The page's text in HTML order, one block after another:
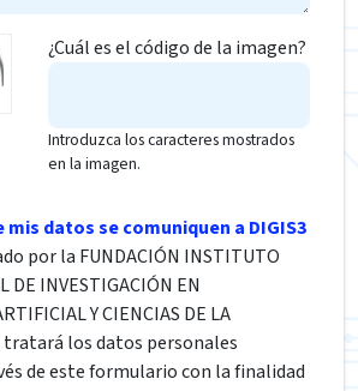
¿Cuál es el código de la imagen?
Introduzca los caracteres mostrados
en la imagen.
mis datos se comuniquen a DIGIS3
por la FUNDACIÓN INSTITUTO
DE INVESTIGACIÓN EN
Y CIENCIAS DE LA
tratará los datos personales
de este formulario con la finalidad